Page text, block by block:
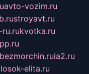
avto-vozim.ru
stroyavt.ru
kvotka.ru
bezmorchin.ruia2.ru
elita.ru